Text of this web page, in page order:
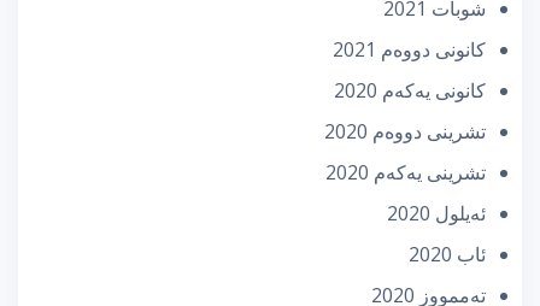
شوبات 2021
كانونی دووه‌م 2021
كانونی یه‌كه‌م 2020
تشرینی دووه‌م 2020
تشرینی یه‌كه‌م 2020
ئه‌یلول 2020
ئاب 2020
تەممووز 2020